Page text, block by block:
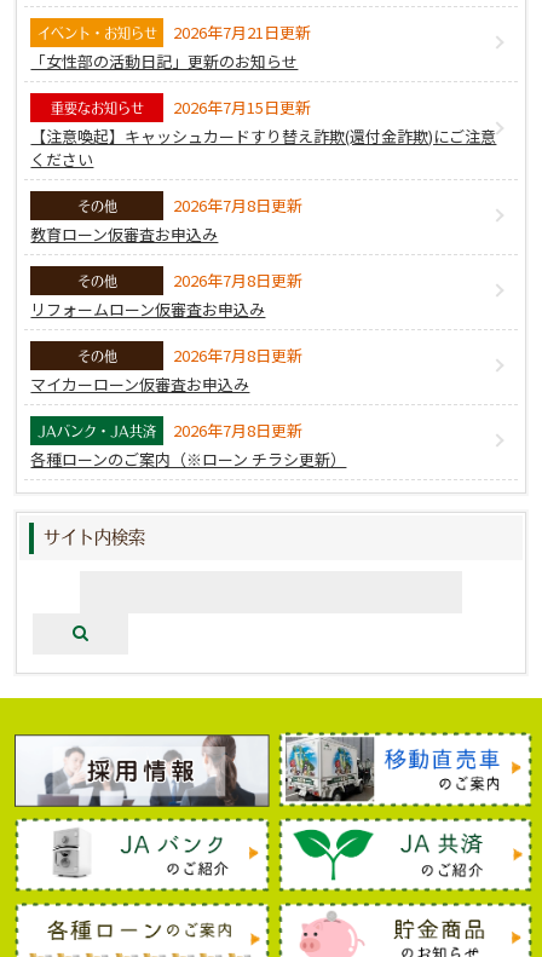
イベント・お知らせ
2026年7月21日更新
「女性部の活動日記」更新のお知らせ
重要なお知らせ
2026年7月15日更新
【注意喚起】キャッシュカードすり替え詐欺(還付金詐欺)にご注意
ください
その他
2026年7月8日更新
教育ローン仮審査お申込み
その他
2026年7月8日更新
リフォームローン仮審査お申込み
その他
2026年7月8日更新
マイカーローン仮審査お申込み
JAバンク・JA共済
2026年7月8日更新
各種ローンのご案内（※ローン チラシ更新）
サイト内検索